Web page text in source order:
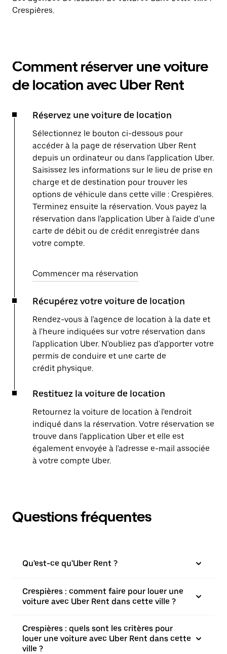
Crespières.
Comment réserver une voiture
de location avec Uber Rent
Réservez une voiture de location
Sélectionnez le bouton ci-dessous pour
accéder à la page de réservation Uber Rent
depuis un ordinateur ou dans l'application Uber.
Saisissez les informations sur le lieu de prise en
charge et de destination pour trouver les
options de véhicule dans cette ville : Crespières.
Terminez ensuite la réservation. Vous payez la
réservation dans l'application Uber à l'aide d'une
carte de débit ou de crédit enregistrée dans
votre compte.
Commencer ma réservation
Récupérez votre voiture de location
Rendez-vous à l'agence de location à la date et
à l'heure indiquées sur votre réservation dans
l'application Uber. N'oubliez pas d'apporter votre
permis de conduire et une carte de
crédit physique.
Restituez la voiture de location
Retournez la voiture de location à l'endroit
indiqué dans la réservation. Votre réservation se
trouve dans l'application Uber et elle est
également envoyée à l'adresse e-mail associée
à votre compte Uber.
Questions fréquentes
Qu'est-ce qu'Uber Rent ?
Crespières : comment faire pour louer une
voiture avec Uber Rent dans cette ville ?
Crespières : quels sont les critères pour
louer une voiture avec Uber Rent dans cette
ville ?